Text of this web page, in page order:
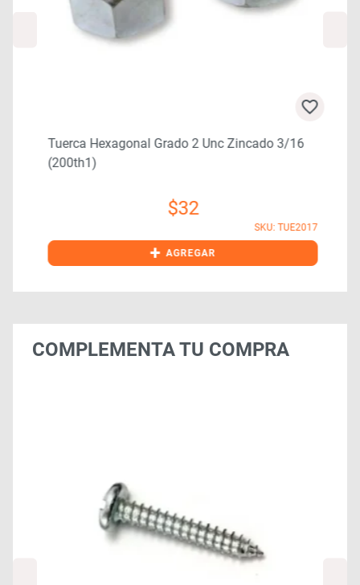
Tuerca Hexagonal Grado 2 Unc Zincado 3/16
(200th1)
$32
SKU: TUE2017
+ AGREGAR
COMPLEMENTA TU COMPRA